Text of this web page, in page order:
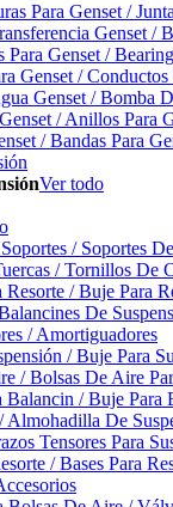
Para Genset /
Genset /
Para Genset /
Genset /
Genset / Bomba
/ Anillos Para
/ Bandas Para
Ver todo
/ Soportes
/ Tornillos De
Resorte / Buje Para
De
/ Amortiguadores
/ Buje Para
/ Bolsas De Aire
Balancin / Buje Para
Almohadilla De
Tensores Para
/ Bases Para